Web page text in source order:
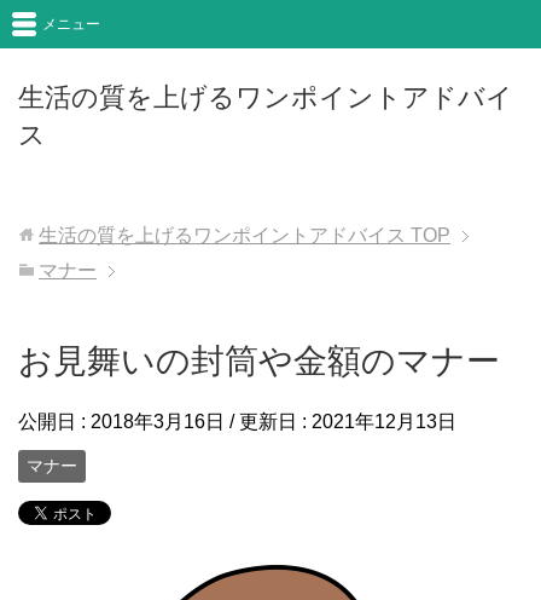
生活の質を上げるワンポイントアドバイ
ス
メニュー
生活の質を上げるワンポイントアドバイス TOP
マナー
お見舞いの封筒や金額のマナー
公開日 : 2018年3月16日 / 更新日 : 2021年12月13日
マナー